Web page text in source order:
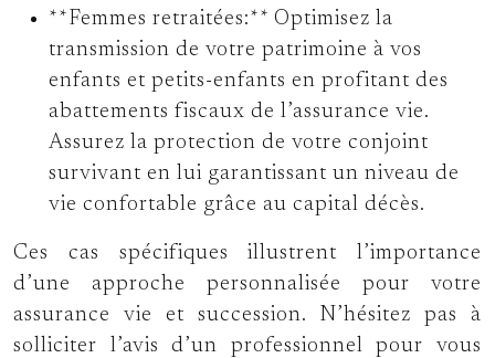
**Femmes retraitées:** Optimisez la
transmission de votre patrimoine à vos
enfants et petits-enfants en profitant des
abattements fiscaux de l’assurance vie.
Assurez la protection de votre conjoint
survivant en lui garantissant un niveau de
vie confortable grâce au capital décès.
Ces cas spécifiques illustrent l’importance
d’une approche personnalisée pour votre
assurance vie et succession. N’hésitez pas à
solliciter l’avis d’un professionnel pour vous